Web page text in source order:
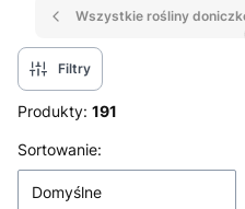
Wszystkie rośliny
Filtry
Produkty: 191
Lista produktów
Sortowanie:
Domyślne